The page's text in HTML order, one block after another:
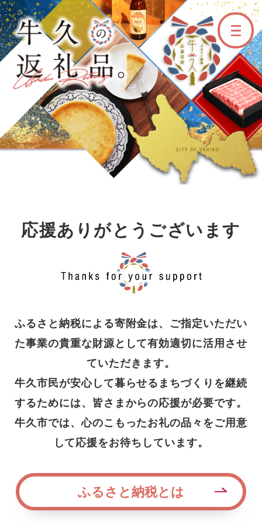
牛久市ふるさと納税サイ
応援ありがとうございます
ふるさと納税による寄附金は、ご指定いただい
た事業の貴重な財源として有効適切に活用させ
ていただきます。
牛久市民が安心して暮らせるまちづくりを継続
するためには、皆さまからの応援が必要です。
牛久市では、心のこもったお礼の品々をご用意
して応援をお待ちしています。
ふるさと納税とは